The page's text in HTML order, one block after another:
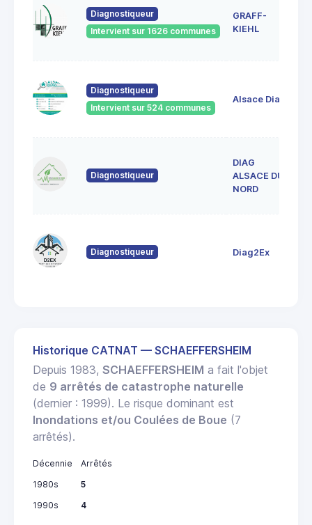
Diagnostiqueur
Intervient sur 1626 communes
GRAFF-
KIEHL
Diagnostiqueur
Intervient sur 524 communes
Alsace Diag
Diagnostiqueur
DIAG
ALSACE DU
NORD
Diagnostiqueur Diag2Ex
Historique CATNAT — SCHAEFFERSHEIM
Depuis 1983, SCHAEFFERSHEIM a fait l'objet
de 9 arrêtés de catastrophe naturelle
(dernier : 1999). Le risque dominant est
Inondations et/ou Coulées de Boue (7
arrêtés).
Décennie
Arrêtés
1980s
5
1990s
4